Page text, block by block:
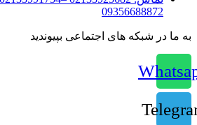
09356688872
به ما در شبکه های اجتماعی بپیوندید